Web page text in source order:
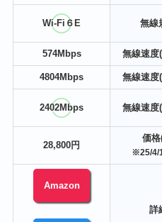
Wi-Fi６E 無線
574Mbps 無線速度
4804Mbps 無線速度
2402Mbps 無線速度
28,800円
価格
※25/4/
Amazon
詳